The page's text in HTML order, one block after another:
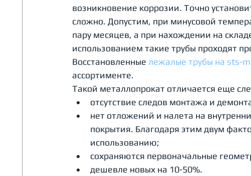
возникновение коррозии. Точно
сложно. Допустим, при минусовой
пару месяцев, а при нахождении на
использованием такие трубы проходят
Восстановленные лежалые трубы на sts-
ассортименте.
Такой металлопрокат отличается еще
отсутствие следов монтажа и
нет отложений и налета на
покрытия. Благодаря этим двум
использованию;
сохраняются первоначальные
дешевле новых на 10-50%.